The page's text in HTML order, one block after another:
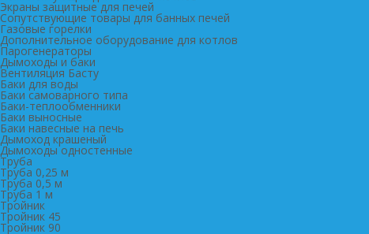
Экраны защитные для печей
Сопутствующие товары для банных печей
Газовые горелки
Дополнительное оборудование для котлов
Парогенераторы
Дымоходы и баки
Вентиляция Басту
Баки для воды
Баки самоварного типа
Баки-теплообменники
Баки выносные
Баки навесные на печь
Дымоход крашеный
Дымоходы одностенные
Труба
Труба 0,25 м
Труба 0,5 м
Труба 1 м
Тройник
Тройник 45
Тройник 90